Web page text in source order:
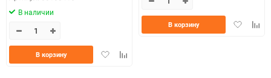
В наличии
ДобавитьДобавить
В корзину
Добавить
В корзину